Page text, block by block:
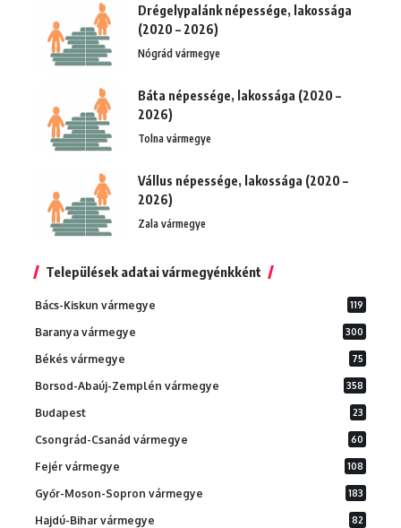
Drégelypalánk népessége, lakossága
(2020 – 2026)
Nógrád vármegye
Báta népessége, lakossága (2020 –
2026)
Tolna vármegye
Vállus népessége, lakossága (2020 –
2026)
Zala vármegye
Települések adatai vármegyénkként
Bács-Kiskun vármegye 119
Baranya vármegye 300
Békés vármegye 75
Borsod-Abaúj-Zemplén vármegye 358
Budapest 23
Csongrád-Csanád vármegye 60
Fejér vármegye 108
Győr-Moson-Sopron vármegye 183
Hajdú-Bihar vármegye 82